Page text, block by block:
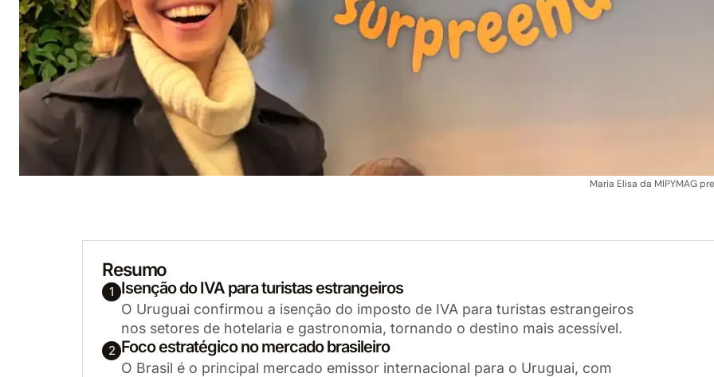
Maria Elisa da MIPYMAG
Resumo
1 Isenção do IVA para turistas estrangeiros
O Uruguai confirmou a isenção do imposto de IVA para turistas estrangeiros
nos setores de hotelaria e gastronomia, tornando o destino mais acessível.
2 Foco estratégico no mercado brasileiro
O Brasil é o principal mercado emissor internacional para o Uruguai, com